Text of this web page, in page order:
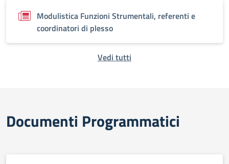
Modulistica Funzioni Strumentali, referenti e
coordinatori di plesso
Vedi tutti
Documenti Programmatici